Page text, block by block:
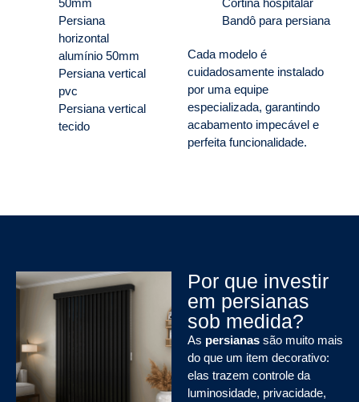
50mm
Persiana
horizontal
alumínio 50mm
Persiana vertical
pvc
Persiana vertical
tecido
Cortina hospitalar
Bandô para persiana
Cada modelo é
cuidadosamente instalado
por uma equipe
especializada, garantindo
acabamento impecável e
perfeita funcionalidade.
Por que investir
em persianas
sob medida?
As persianas são muito mais
do que um item decorativo:
elas trazem controle da
luminosidade, privacidade,